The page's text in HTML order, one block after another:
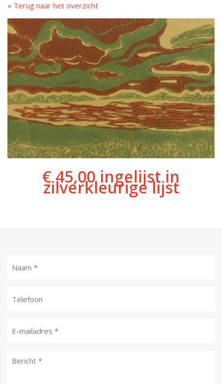
Nederlands
Terug naar het overzicht
€ 45,00 ingelijst in
zilverkleurige lijst